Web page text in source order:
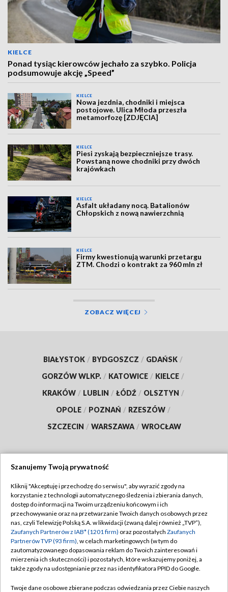
KIELCE
Ponad tysiąc kierowców jechało za szybko. Policja
podsumowuje akcję „Speed”
KIELCE
Nowa jezdnia, chodniki i miejsca
postojowe. Ulica Młoda przeszła
metamorfozę [ZDJĘCIA]
KIELCE
Piesi zyskają bezpieczniejsze trasy.
Powstaną nowe chodniki przy dwóch
krajówkach
KIELCE
Asfalt układany nocą. Batalionów
Chłopskich z nową nawierzchnią
KIELCE
Firmy kwestionują warunki przetargu
ZTM. Chodzi o kontrakt za 960 mln zł
ZOBACZ WIĘCEJ
BIAŁYSTOK / BYDGOSZCZ / GDAŃSK /
GORZÓW WLKP. / KATOWICE / KIELCE /
KRAKÓW / LUBLIN / ŁÓDŹ / OLSZTYN /
OPOLE / POZNAŃ / RZESZÓW /
SZCZECIN / WARSZAWA / WROCŁAW
TVP
Abonament TVP
Emisja w TVP
Centrum informacji TVP
Naziemna Telewizja Cyfrowa
Regulamin TVP
Polityka prywatności
Moje zgody
Pomoc
Szanujemy Twoją prywatność
Kliknij "Akceptuję i przechodzę do serwisu", aby wyrazić zgody na
korzystanie z technologii automatycznego śledzenia i zbierania danych,
dostęp do informacji na Twoim urządzeniu końcowym i ich
przechowywanie oraz na przetwarzanie Twoich danych osobowych przez
nas, czyli Telewizję Polską S.A. w likwidacji (zwaną dalej również „TVP”),
Zaufanych Partnerów z IAB* (1201 firm) oraz pozostałych Zaufanych
Partnerów TVP (93 firm), w celach marketingowych (w tym do
zautomatyzowanego dopasowania reklam do Twoich zainteresowań i
mierzenia ich skuteczności) i pozostałych, które wskazujemy poniżej, a
także zgody na udostępnianie przez nas identyfikatora PPID do Google.
Twoje dane osobowe zbierane podczas odwiedzania przez Ciebie naszych